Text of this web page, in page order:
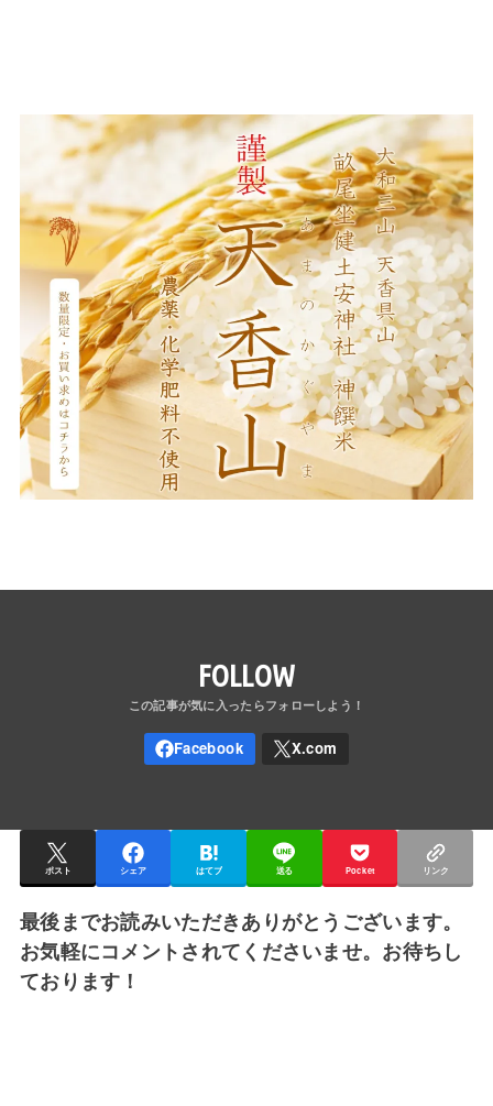
FOLLOW
ポスト シェア はてブ 送る Pocket リンク
最後までお読みいただきありがとうございます。
お気軽にコメントされてくださいませ。お待ちし
ております！